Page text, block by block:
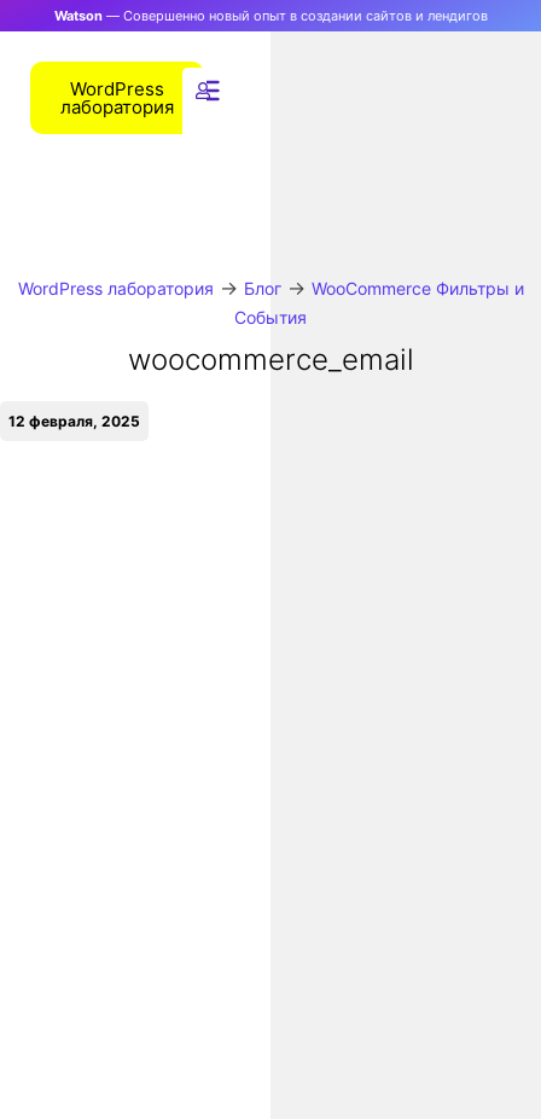
Watson— Совершенно новый опыт в создании сайтов и лендигов
WordPress
лаборатория
WordPress лаборатория → Блог→ WooCommerce Фильтры и
События
woocommerce_email
12 февраля, 2025